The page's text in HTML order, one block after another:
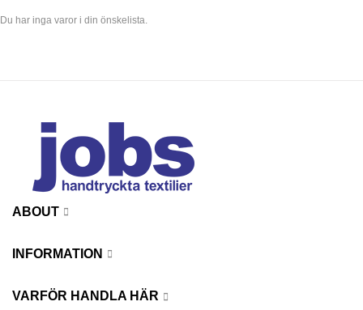
Du har inga varor i din önskelista.
ABOUT
INFORMATION
VARFÖR HANDLA HÄR